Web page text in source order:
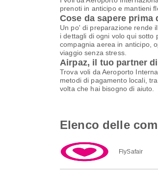
prenoti in anticipo e mantieni
Cose da sapere prima
Un po' di preparazione rende
i dettagli di ogni volo qui sotto
compagnia aerea in anticipo,
viaggio senza stress.
Airpaz, il tuo partner
Trova voli da Aeroporto
metodi di pagamento locali,
volta che hai bisogno di aiuto.
Elenco delle
FlySafair